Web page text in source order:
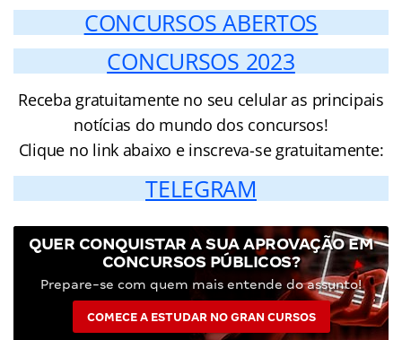
CONCURSOS ABERTOS
CONCURSOS 2023
Receba gratuitamente no seu celular as principais
notícias do mundo dos concursos!
Clique no link abaixo e inscreva-se gratuitamente:
TELEGRAM
QUER CONQUISTAR A SUA APROVAÇÃO EM
CONCURSOS PÚBLICOS?
Prepare-se com quem mais entende do assunto!
COMECE A ESTUDAR NO GRAN CURSOS